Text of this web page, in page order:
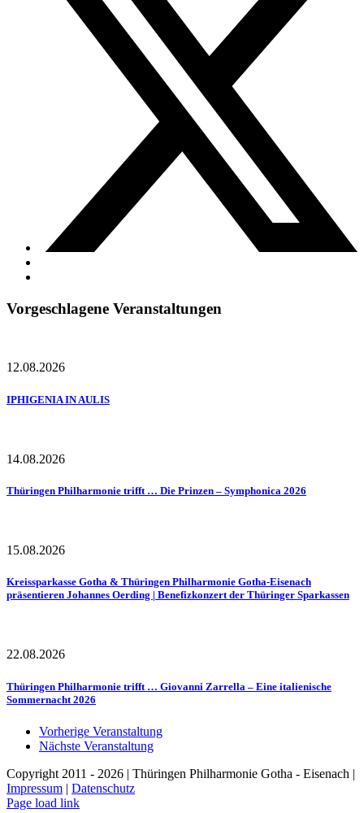
Vorgeschlagene Veranstaltungen
12.08.2026
IPHIGENIA IN AULIS
14.08.2026
Thüringen Philharmonie trifft … Die Prinzen – Symphonica 2026
15.08.2026
Kreissparkasse Gotha & Thüringen Philharmonie Gotha-Eisenach
präsentieren Johannes Oerding | Benefizkonzert der Thüringer Sparkassen
22.08.2026
Thüringen Philharmonie trifft … Giovanni Zarrella – Eine italienische
Sommernacht 2026
Vorherige Veranstaltung
Nächste Veranstaltung
Copyright 2011 - 2026 | Thüringen Philharmonie Gotha - Eisenach |
Impressum | Datenschutz
Facebook
Instagram
WhatsApp
YouTube
E-
Telefon
Page load link